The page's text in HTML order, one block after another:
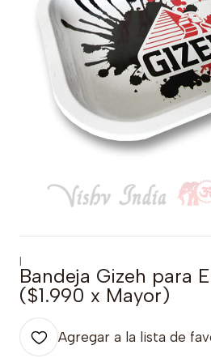
|
Bandeja Gizeh para
($1.990 x Mayor)
Agregar a la lista de